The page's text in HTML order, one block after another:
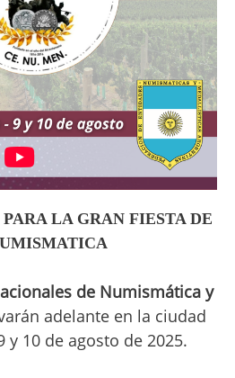
LA GRAN FIESTA DE
de Numismática y
adelante en la ciudad
y 10 de agosto de 2025.